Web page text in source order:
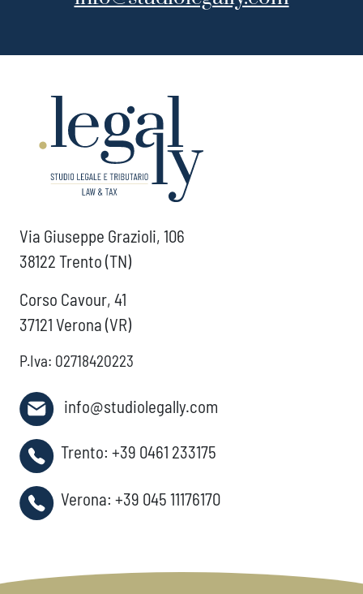
Via Giuseppe Grazioli, 106
38122 Trento (TN)
Corso Cavour, 41
37121 Verona (VR)
P.Iva: 02718420223
info@studiolegally.com
Trento: +39 0461 233175
Verona: +39 045 11176170